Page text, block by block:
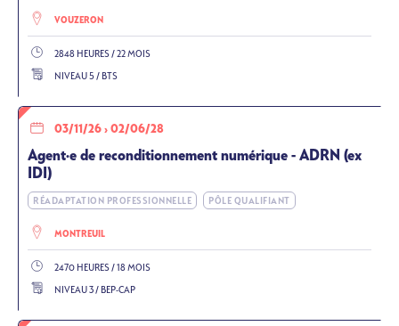
VOUZERON
2848 HEURES / 22 MOIS
NIVEAU 5 / BTS
03/11/26 › 02/06/28
Agent·e de reconditionnement numérique - ADRN (ex
IDI)
RÉADAPTATION PROFESSIONNELLE PÔLE QUALIFIANT
MONTREUIL
2470 HEURES / 18 MOIS
NIVEAU 3 / BEP-CAP